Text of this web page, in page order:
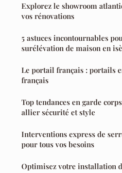
Explorez le showroom
vos rénovations
5 astuces incontournables
surélévation de maison en
Le portail français : portails
français
Top tendances en garde
allier sécurité et style
Interventions express de
pour tous vos besoins
Optimisez votre installation